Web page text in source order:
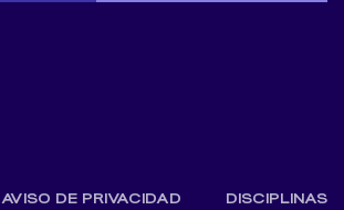
AVISO DE PRIVACIDAD
DISCIPLINAS